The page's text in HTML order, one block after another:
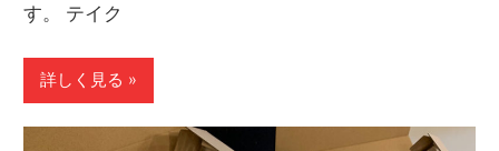
す。 テイク
詳しく見る